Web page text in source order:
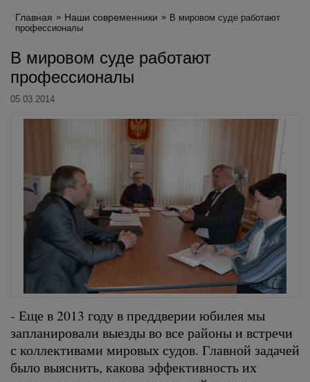
Главная Наши современники
В мировом суде работают
профессионалы
В мировом суде работают
профессионалы
05.03.2014
- Еще в 2013 году в преддверии юбилея мы
запланировали выезды во все районы и встречи
с коллективами мировых судов. Главной задачей
было выяснить, какова эффективность их